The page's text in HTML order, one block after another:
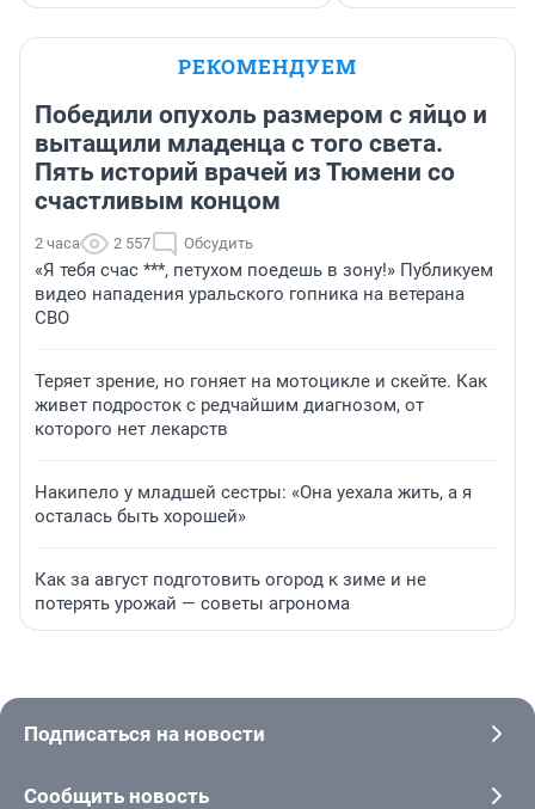
РЕКОМЕНДУЕМ
Победили опухоль размером с яйцо и
вытащили младенца с того света.
Пять историй врачей из Тюмени со
счастливым концом
2 часа 2 557 Обсудить
«Я тебя счас ***, петухом поедешь в зону!» Публикуем
видео нападения уральского гопника на ветерана
СВО
Теряет зрение, но гоняет на мотоцикле и скейте. Как
живет подросток с редчайшим диагнозом, от
которого нет лекарств
Накипело у младшей сестры: «Она уехала жить, а я
осталась быть хорошей»
Как за август подготовить огород к зиме и не
потерять урожай — советы агронома
Подписаться на новости
Сообщить новость